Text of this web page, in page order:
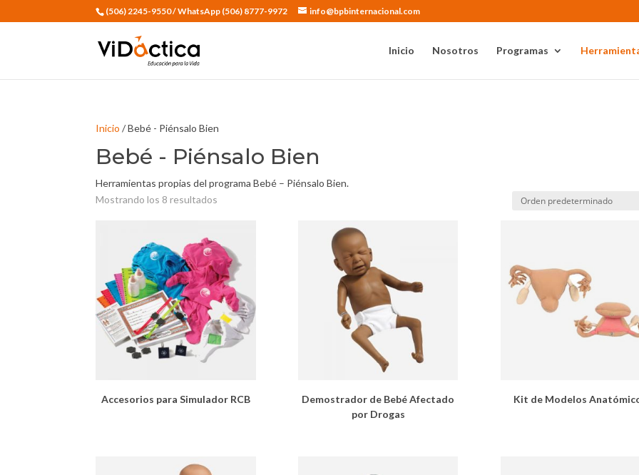
(506) 2245-9550 / WhatsApp (506) 8777-9972 info@bpbinternacional.com
Inicio Nosotros Programas
Inicio / Bebé - Piénsalo Bien
Bebé - Piénsalo Bien
Herramientas propias del programa Bebé – Piénsalo Bien.
Mostrando los 8 resultados
Accesorios para Simulador RCB
Demostrador de Bebé Afectado
por Drogas
Kit de Modelos